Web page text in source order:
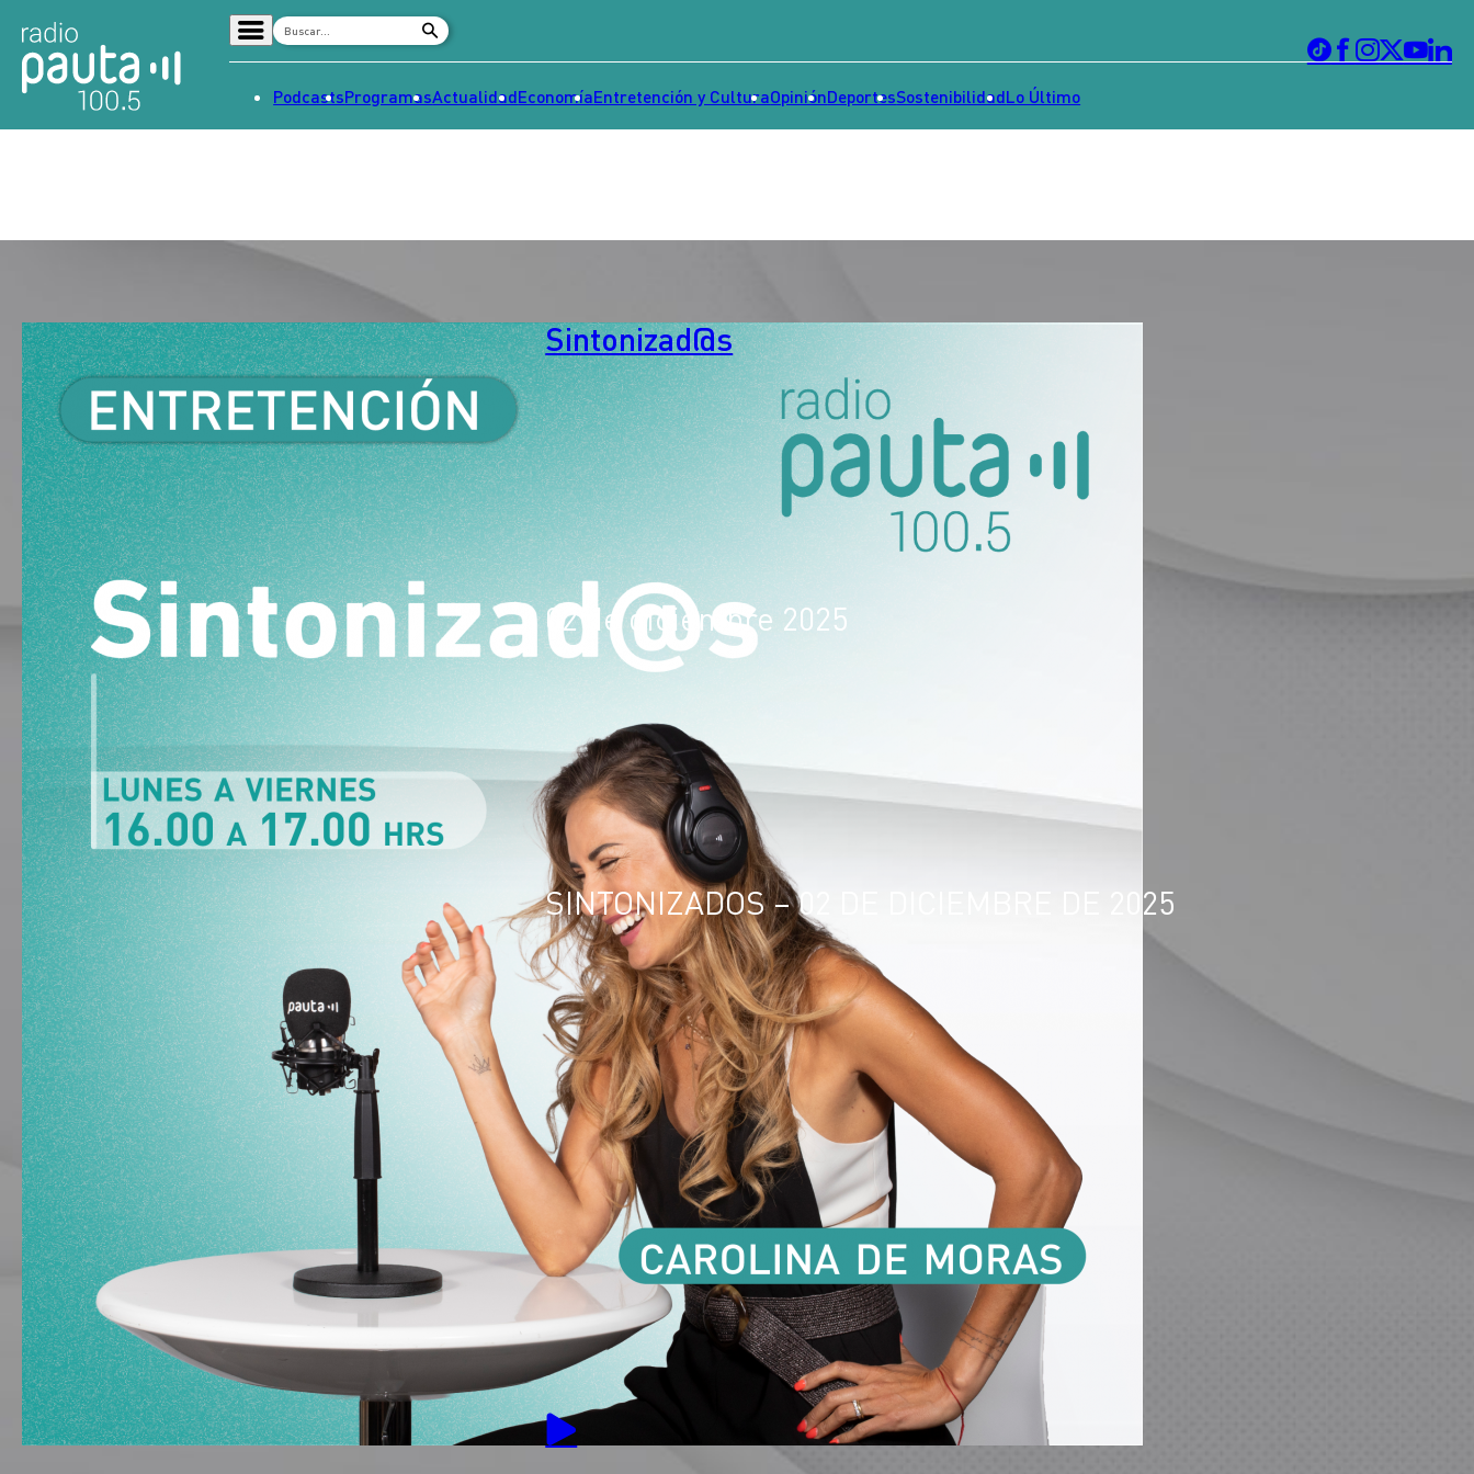
Señal 2
Dato en Pauta
Contenido Patrocinado
PodcastsProgramasActualidadEconomíaEntretención y CulturaOpiniónDeportesSostenibilidadLo Último
Sintonizad@s
02 de diciembre 2025
SINTONIZADOS – 02 DE DICIEMBRE DE 2025